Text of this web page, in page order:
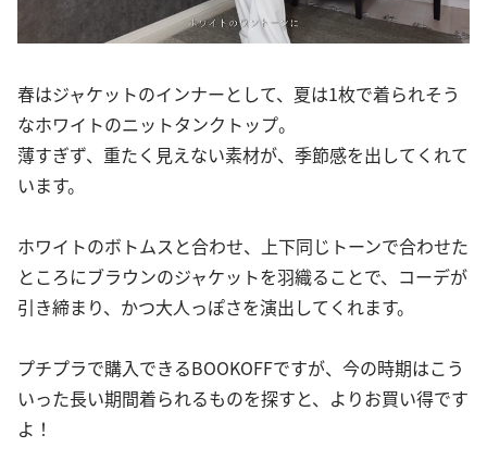
春はジャケットのインナーとして、夏は1枚で着られそう
なホワイトのニットタンクトップ。
薄すぎず、重たく見えない素材が、季節感を出してくれて
います。
ホワイトのボトムスと合わせ、上下同じトーンで合わせた
ところにブラウンのジャケットを羽織ることで、コーデが
引き締まり、かつ大人っぽさを演出してくれます。
プチプラで購入できるBOOKOFFですが、今の時期はこう
いった長い期間着られるものを探すと、よりお買い得です
よ！